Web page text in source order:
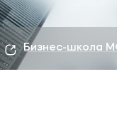
Бизнес-школа